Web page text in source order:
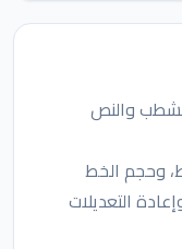
والنص
وحجم الخط
التعديلات